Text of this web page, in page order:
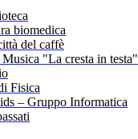
biomedica
del caffè
"La cresta in testa"
Fisica
– Gruppo Informatica